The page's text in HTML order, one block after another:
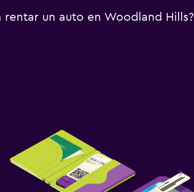
un auto en Woodland Hills?